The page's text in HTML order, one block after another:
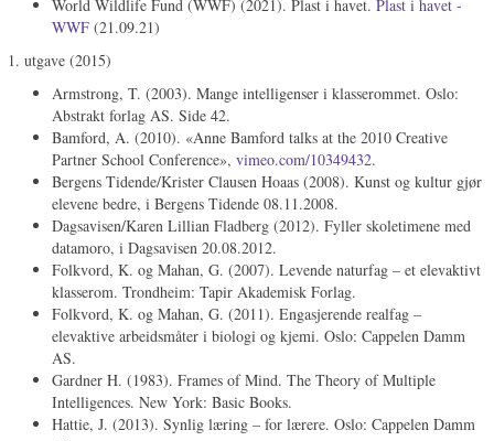
World Wildlife Fund (WWF) (2021). Plast i havet. Plast i havet -
WWF (21.09.21)
1. utgave (2015)
Armstrong, T. (2003). Mange intelligenser i klasserommet. Oslo:
Abstrakt forlag AS. Side 42.
Bamford, A. (2010). «Anne Bamford talks at the 2010 Creative
Partner School Conference», vimeo.com/10349432.
Bergens Tidende/Krister Clausen Hoaas (2008). Kunst og kultur gjør
elevene bedre, i Bergens Tidende 08.11.2008.
Dagsavisen/Karen Lillian Fladberg (2012). Fyller skoletimene med
datamoro, i Dagsavisen 20.08.2012.
Folkvord, K. og Mahan, G. (2007). Levende naturfag – et elevaktivt
klasserom. Trondheim: Tapir Akademisk Forlag.
Folkvord, K. og Mahan, G. (2011). Engasjerende realfag –
elevaktive arbeidsmåter i biologi og kjemi. Oslo: Cappelen Damm
AS.
Gardner H. (1983). Frames of Mind. The Theory of Multiple
Intelligences. New York: Basic Books.
Hattie, J. (2013). Synlig læring – for lærere. Oslo: Cappelen Damm